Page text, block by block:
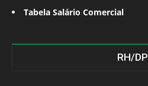
Tabela Salário Comercial
RH/DP